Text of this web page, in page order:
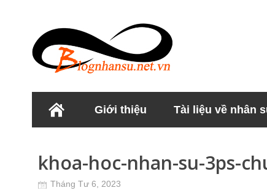
Giới thiệu Tài liệu về nhân
khoa-hoc-nhan-su-3ps-
Tháng Tư 6, 2023